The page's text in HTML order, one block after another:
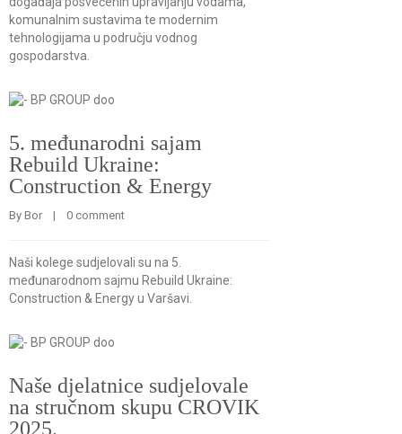
komunalnim sustavima te modernim
tehnologijama u području vodnog
gospodarstva.
5. međunarodni sajam
Rebuild Ukraine:
Construction & Energy
By Bor
    |
0 comment
Naši kolege sudjelovali su na 5.
međunarodnom sajmu Rebuild Ukraine:
Construction & Energy u Varšavi.
Naše djelatnice sudjelovale
na stručnom skupu CROVIK
2025.